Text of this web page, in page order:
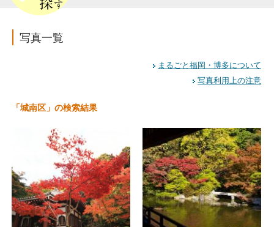
写真一覧
「城南区」の検索結果
まるごと福岡・博多について
写真利用上の注意